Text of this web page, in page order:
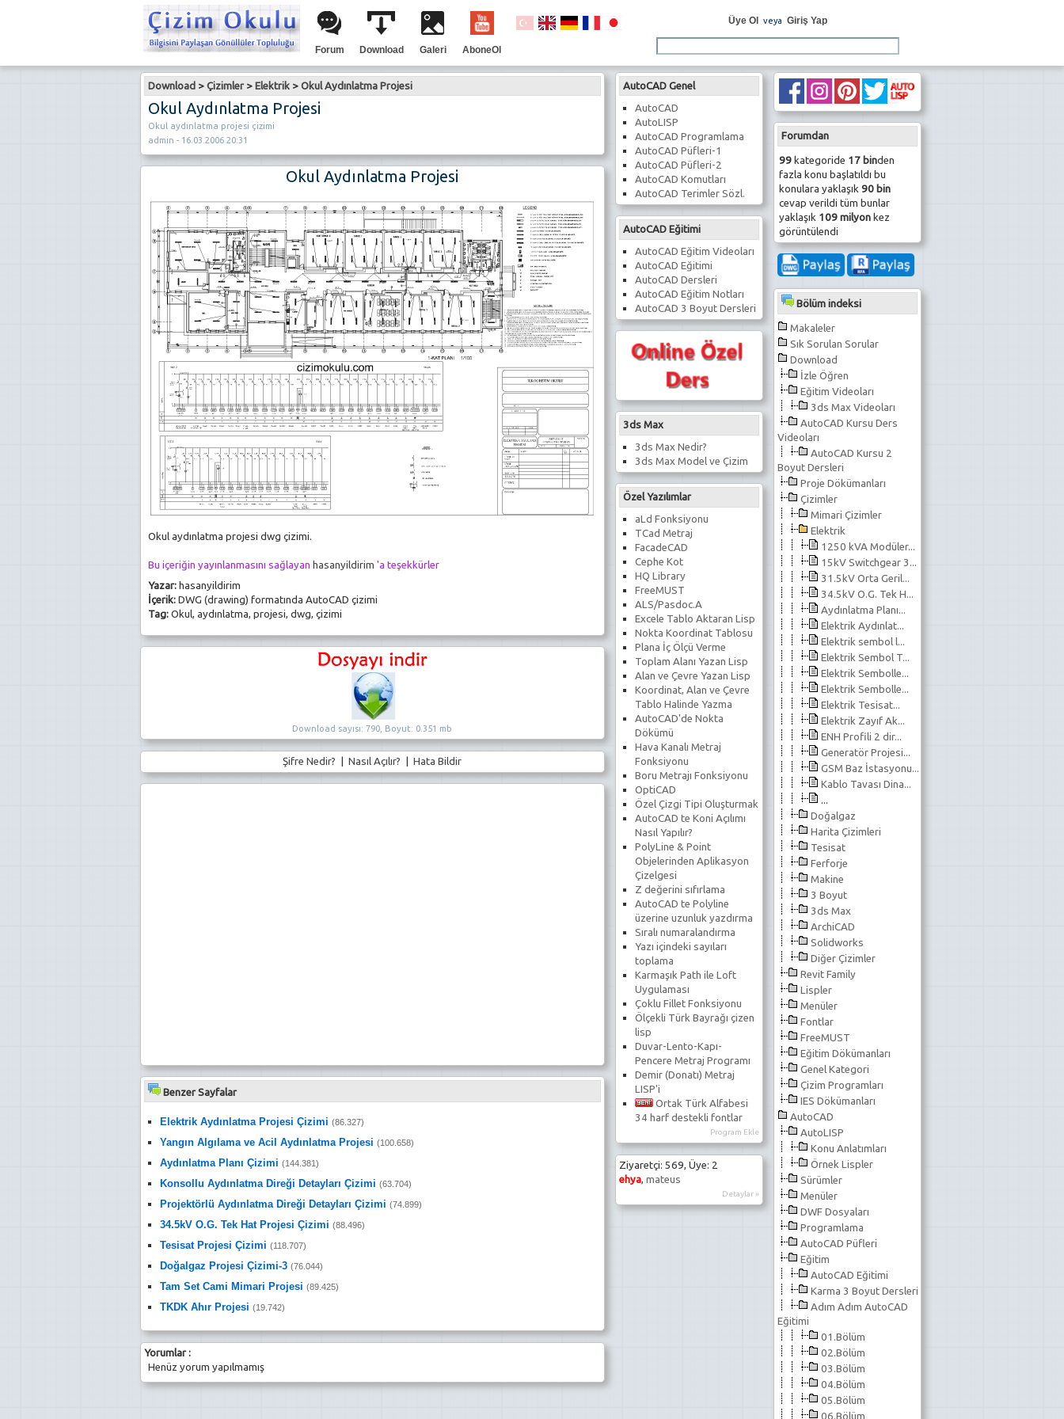
Forum Download Galeri AboneOl
Üye Ol veya Giriş Yap
Forumdan
99kategoride 17 binden
fazla konu başlatıldı bu
konulara yaklaşık 90 bin
cevap verildi tüm bunlar
yaklaşık 109 milyonkez
görüntülendi
Bölüm indeksi
Makaleler
Sık Sorulan Sorular
Download
İzle Öğren
Eğitim Videoları
3ds Max Videoları
AutoCAD Kursu Ders
Videoları
AutoCAD Kursu 2
Boyut Dersleri
Proje Dökümanları
Çizimler
Mimari Çizimler
Elektrik
1250 kVA Modüler...
15kV Switchgear 3...
31.5kV Orta Geril...
34.5kV O.G. Tek H...
Aydınlatma Planı...
Elektrik Aydınlat...
Elektrik sembol l...
Elektrik Sembol T...
Elektrik Sembolle...
Elektrik Sembolle...
Elektrik Tesisat...
Elektrik Zayıf Ak...
ENH Profili 2 dir...
Generatör Projesi...
GSM Baz İstasyonu...
Kablo Tavası Dina...
...
Doğalgaz
Harita Çizimleri
Tesisat
Ferforje
Makine
3 Boyut
3ds Max
ArchiCAD
Solidworks
Diğer Çizimler
Revit Family
Lispler
Menüler
Fontlar
FreeMUST
Eğitim Dökümanları
Genel Kategori
Çizim Programları
IES Dökümanları
AutoCAD
AutoLISP
Konu Anlatımları
Örnek Lispler
Sürümler
Menüler
DWF Dosyaları
Programlama
AutoCAD Püfleri
Eğitim
AutoCAD Eğitimi
Karma 3 Boyut Dersleri
Adım Adım AutoCAD
Eğitimi
01.Bölüm
02.Bölüm
03.Bölüm
04.Bölüm
05.Bölüm
06.Bölüm
AutoCAD Genel
AutoCAD
AutoLISP
AutoCAD Programlama
AutoCAD Püfleri-1
AutoCAD Püfleri-2
AutoCAD Komutları
AutoCAD Terimler Sözl.
AutoCAD Eğitimi
AutoCAD Eğitim Videoları
AutoCAD Eğitimi
AutoCAD Dersleri
AutoCAD Eğitim Notları
AutoCAD 3 Boyut Dersleri
3ds Max
3ds Max Nedir?
3ds Max Model ve Çizim
Özel Yazılımlar
aLd Fonksiyonu
TCad Metraj
FacadeCAD
Cephe Kot
HQ Library
FreeMUST
ALS/Pasdoc.A
Excele Tablo Aktaran Lisp
Nokta Koordinat Tablosu
Plana İç Ölçü Verme
Toplam Alanı Yazan Lisp
Alan ve Çevre Yazan Lisp
Koordinat, Alan ve Çevre
Tablo Halinde Yazma
AutoCAD'de Nokta
Dökümü
Hava Kanalı Metraj
Fonksiyonu
Boru Metrajı Fonksiyonu
OptiCAD
Özel Çizgi Tipi Oluşturmak
AutoCAD te Koni Açılımı
Nasıl Yapılır?
PolyLine & Point
Objelerinden Aplikasyon
Çizelgesi
Z değerini sıfırlama
AutoCAD te Polyline
üzerine uzunluk yazdırma
Sıralı numaralandırma
Yazı içindeki sayıları
toplama
Karmaşık Path ile Loft
Uygulaması
Çoklu Fillet Fonksiyonu
Ölçekli Türk Bayrağı çizen
lisp
Duvar-Lento-Kapı-
Pencere Metraj Programı
Demir (Donatı) Metraj
LISP'i
Ortak Türk Alfabesi
34 harf destekli fontlar
Program Ekle
Ziyaretçi: 569, Üye: 2
ehya, mateus
Detaylar »
Download> Çizimler> Elektrik> Okul Aydınlatma Projesi
Okul Aydınlatma Projesi
Okul aydınlatma projesi çizimi
admin - 16.03.2006 20:31
Okul Aydınlatma Projesi
Okul aydınlatma projesi dwg çizimi.
Bu içeriğin yayınlanmasını sağlayan hasanyildirim 'a teşekkürler
Yazar:hasanyildirim
İçerik:DWG (drawing) formatında AutoCAD çizimi
Tag:Okul, aydınlatma, projesi, dwg, çizimi
Download sayısı: 790, Boyut: 0.351 mb
Şifre Nedir? |Nasıl Açılır? |Hata Bildir
Benzer Sayfalar
Elektrik Aydınlatma Projesi Çizimi (86.327)
Yangın Algılama ve Acil Aydınlatma Projesi (100.658)
Aydınlatma Planı Çizimi (144.381)
Konsollu Aydınlatma Direği Detayları Çizimi (63.704)
Projektörlü Aydınlatma Direği Detayları Çizimi (74.899)
34.5kV O.G. Tek Hat Projesi Çizimi (88.496)
Tesisat Projesi Çizimi (118.707)
Doğalgaz Projesi Çizimi-3 (76.044)
Tam Set Cami Mimari Projesi (89.425)
TKDK Ahır Projesi (19.742)
Yorumlar :
Henüz yorum yapılmamış